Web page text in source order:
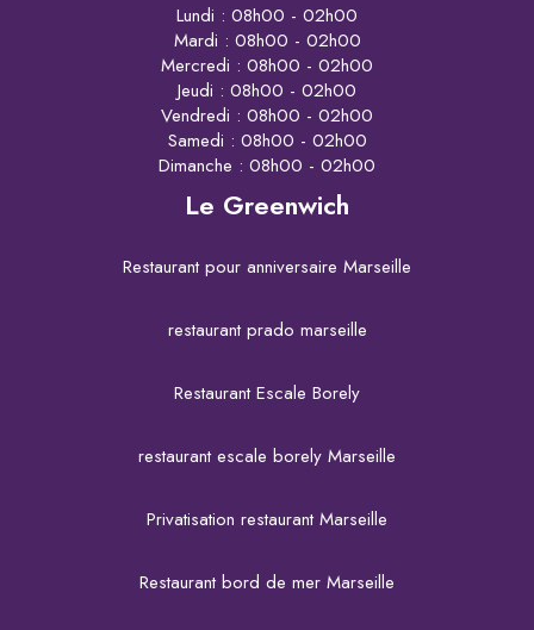
Lundi : 08h00 - 02h00
Mardi : 08h00 - 02h00
Mercredi : 08h00 - 02h00
Jeudi : 08h00 - 02h00
Vendredi : 08h00 - 02h00
Samedi : 08h00 - 02h00
Dimanche : 08h00 - 02h00
Le Greenwich
Restaurant pour anniversaire Marseille
restaurant prado marseille
Restaurant Escale Borely
restaurant escale borely Marseille
Privatisation restaurant Marseille
Restaurant bord de mer Marseille